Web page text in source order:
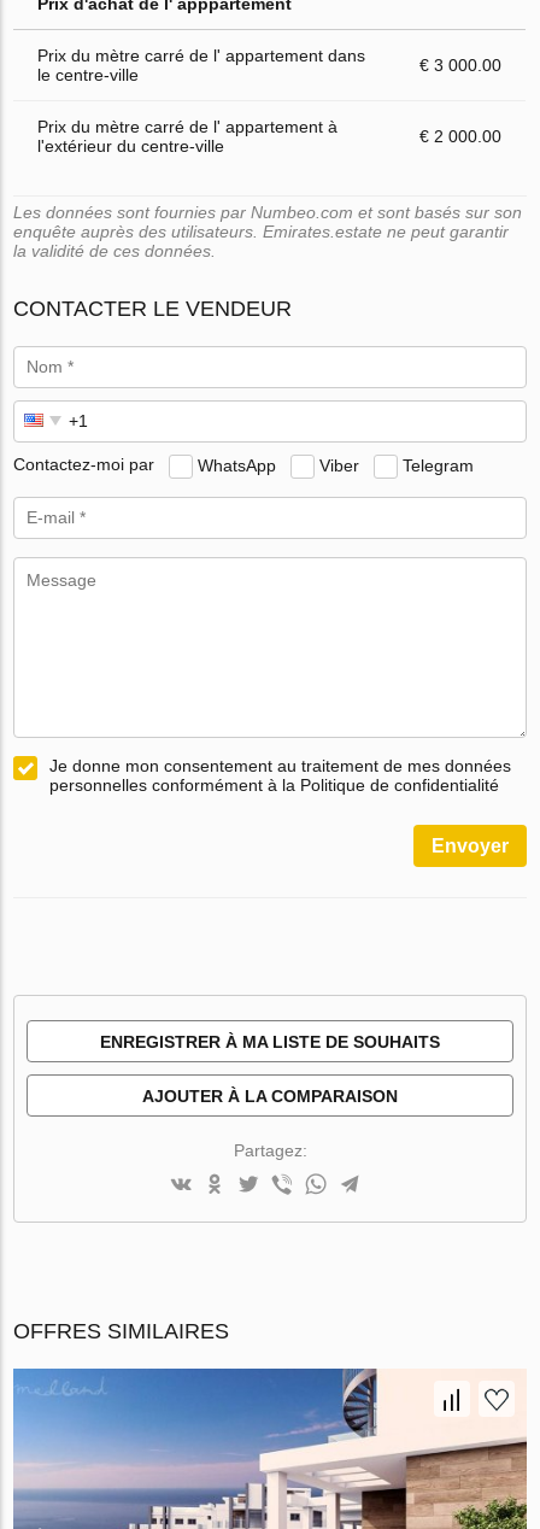
Prix du mètre carré de l' appartement dans
le centre-ville
€ 3 000.00
Prix du mètre carré de l' appartement à
l'extérieur du centre-ville
€ 2 000.00
Les données sont fournies par Numbeo.com et sont basés sur son
enquête auprès des utilisateurs. Emirates.estate ne peut garantir
la validité de ces données.
CONTACTER LE VENDEUR
Contactez-moi par WhatsApp Viber Telegram
Je donne mon consentement au traitement de mes données
personnelles conformément à la Politique de confidentialité
Envoyer
ENREGISTRER À MA LISTE DE SOUHAITS
AJOUTER À LA COMPARAISON
Partagez:
OFFRES SIMILAIRES